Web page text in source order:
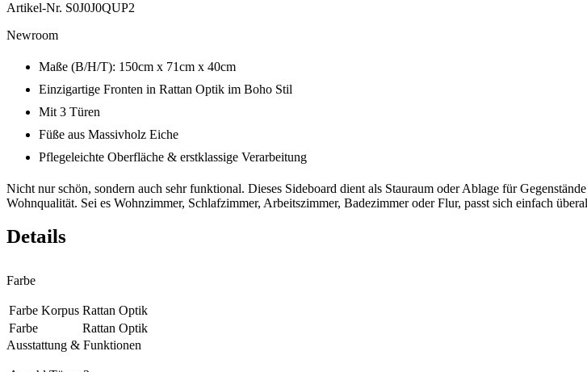
Artikel-Nr. S0J0J0QUP2
Newroom
Maße (B/H/T): 150cm x 71cm x 40cm
Einzigartige Fronten in Rattan Optik im Boho Stil
Mit 3 Türen
Füße aus Massivholz Eiche
Pflegeleichte Oberfläche & erstklassige Verarbeitung
Nicht nur schön, sondern auch sehr funktional. Dieses Sideboard dient als Stauraum oder Ablage für
Wohnqualität. Sei es Wohnzimmer, Schlafzimmer, Arbeitszimmer, Badezimmer oder Flur, passt sich einfach
Details
Farbe
Farbe Korpus Rattan Optik
Farbe
Rattan Optik
Ausstattung & Funktionen